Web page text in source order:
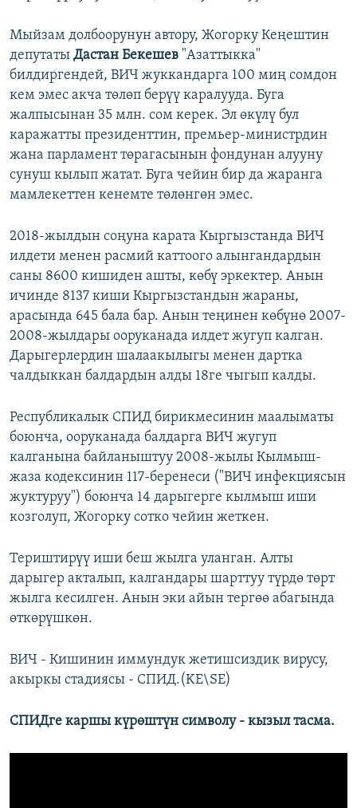
Мыйзам долбоорунун автору, Жогорку Кеңештин
депутаты Дастан Бекешев "Азаттыкка"
билдиргендей, ВИЧ жуккандарга 100 миң сомдон
кем эмес акча төлөп берүү каралууда. Буга
жалпысынан 35 млн. сом керек. Эл өкүлү бул
каражатты президенттин, премьер-министрдин
жана парламент төрагасынын фондунан алууну
сунуш кылып жатат. Буга чейин бир да жаранга
мамлекеттен кенемте төлөнгөн эмес.
2018-жылдын соңуна карата Кыргызстанда ВИЧ
илдети менен расмий каттоого алынгандардын
саны 8600 кишиден ашты, көбү эркектер. Анын
ичинде 8137 киши Кыргызстандын жараны,
арасында 645 бала бар. Анын теңинен көбүнө 2007-
2008-жылдары ооруканада илдет жугуп калган.
Дарыгерлердин шалаакылыгы менен дартка
чалдыккан балдардын алды 18ге чыгып калды.
Республикалык СПИД бирикмесинин маалыматы
боюнча, ооруканада балдарга ВИЧ жугуп
калганына байланыштуу 2008-жылы Кылмыш-
жаза кодексинин 117-беренеси ("ВИЧ инфекциясын
жуктуруу") боюнча 14 дарыгерге кылмыш иши
козголуп, Жогорку сотко чейин жеткен.
Териштирүү иши беш жылга уланган. Алты
дарыгер акталып, калгандары шарттуу түрдө төрт
жылга кесилген. Анын эки айын тергөө абагында
өткөрүшкөн.
ВИЧ - Кишинин иммундук жетишсиздик вирусу,
акыркы стадиясы - СПИД.(KE\SE)
СПИДге каршы күрөштүн символу - кызыл тасма.